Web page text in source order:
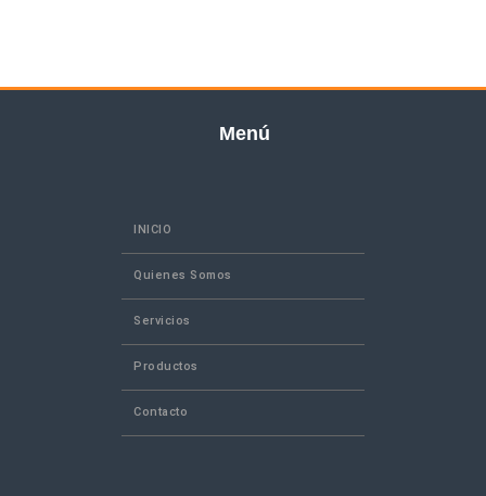
Menú
INICIO
Quienes Somos
Servicios
Productos
Contacto